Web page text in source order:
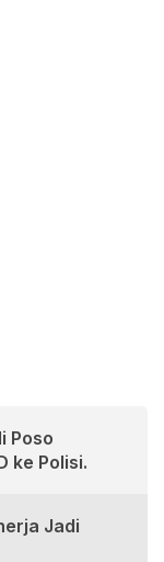
Poso
ke Polisi.
Jadi